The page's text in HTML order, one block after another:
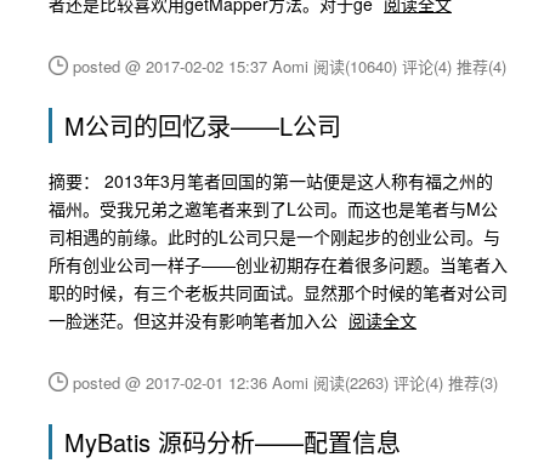
posted @ 2017-02-02 15:37 Aomi 阅读(10640) 评论(4) 推荐(4)
M公司的回忆录——L公司
摘要： 2013年3月笔者回国的第一站便是这人称有福之州的
福州。受我兄弟之邀笔者来到了L公司。而这也是笔者与M公
司相遇的前缘。此时的L公司只是一个刚起步的创业公司。与
所有创业公司一样子——创业初期存在着很多问题。当笔者入
职的时候，有三个老板共同面试。显然那个时候的笔者对公司
一脸迷茫。但这并没有影响笔者加入公 阅读全文
posted @ 2017-02-01 12:36 Aomi 阅读(2263) 评论(4) 推荐(3)
MyBatis 源码分析——配置信息